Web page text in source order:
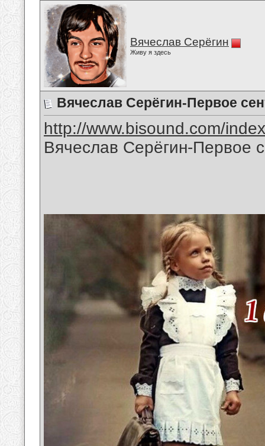
Вячеслав Серёгин
Живу я здесь
Вячеслав Серёгин-Первое
http://www.bisound.com/
Вячеслав Серёгин-Первое